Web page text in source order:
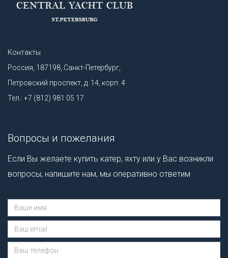
Контакты
Россия, 187198, Санкт-Петербург,
Петровский проспект, д. 14, корп. 4
Тел.: +7 (812) 981 05 17
Вопросы и пожелания
Если Вы желаете купить катер, яхту или у Вас возникли
вопросы, напишите нам, мы оперативно ответим